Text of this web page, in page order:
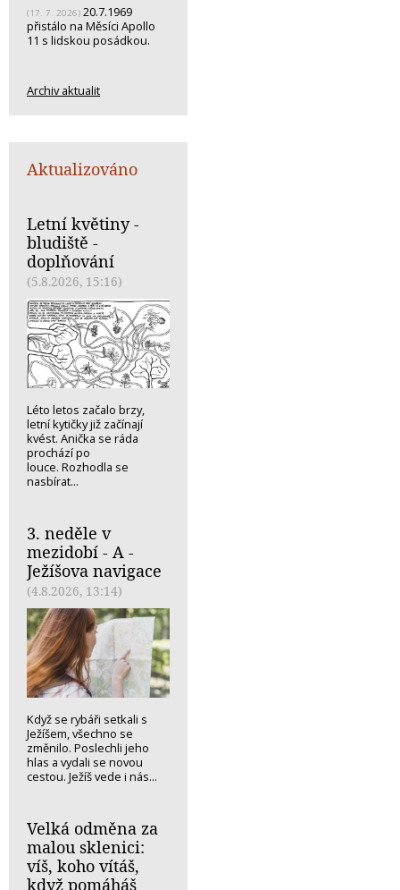
(17. 7. 2026) 20.7.1969
přistálo na Měsíci Apollo
11 s lidskou posádkou.
Archiv aktualit
Aktualizováno
Letní květiny -
bludiště -
doplňování
(5.8.2026, 15:16)
Léto letos začalo brzy,
letní kytičky již začínají
kvést. Anička se ráda
prochází po
louce. Rozhodla se
nasbírat...
3. neděle v
mezidobí - A -
Ježíšova navigace
(4.8.2026, 13:14)
Když se rybáři setkali s
Ježíšem, všechno se
změnilo. Poslechli jeho
hlas a vydali se novou
cestou. Ježíš vede i nás...
Velká odměna za
malou sklenici:
víš, koho vítáš,
když pomáháš